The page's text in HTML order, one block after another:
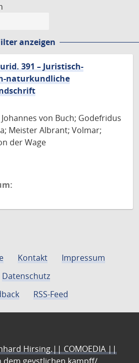
anzeigen
391 – Juristisch-
naturkundliche
von Buch; Godefridus
Meister Albrant; Volmar;
der Wage
Kontakt
Impressum
Datenschutz
RSS-Feed
Hirsing.|| COMOEDIA ||